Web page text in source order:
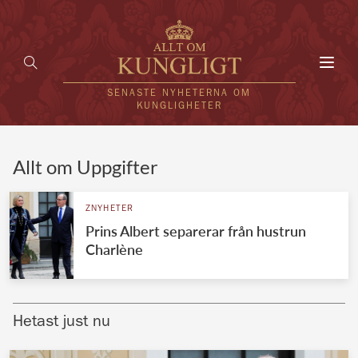
SENASTE NYHETERNA OM
KUNGLIGHETER
UTLÄNDSKT
VÄRLDENS KUNGAHUS
Allt om Uppgifter
ZNYHETER
Prins Albert separerar från hustrun
Charlène
Hetast just nu